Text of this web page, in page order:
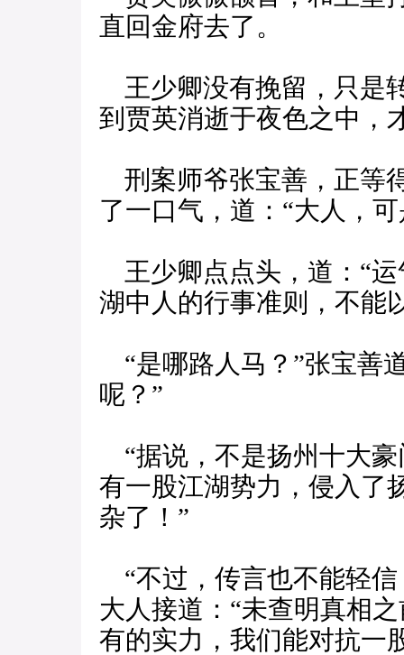
直回金府去了。
王少卿没有挽留，只是
到贾英消逝于夜色之中，
刑案师爷张宝善，正等
了一口气，道：“大人，
王少卿点点头，道：“
湖中人的行事准则，不能
“是哪路人马？”张宝善
呢？”
“据说，不是扬州十大
有一股江湖势力，侵入了
杂了！”
“不过，传言也不能轻信
大人接道：“未查明真相
有的实力，我们能对抗一